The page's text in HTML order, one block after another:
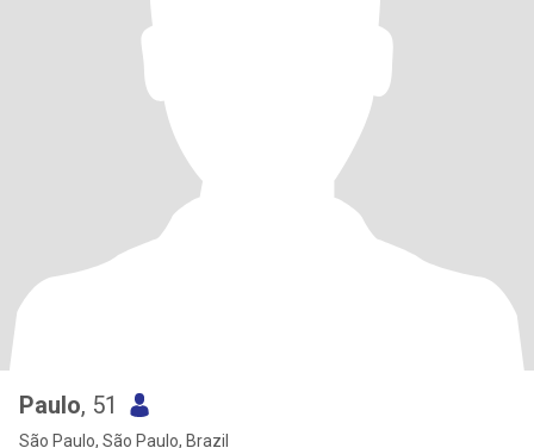
Paulo, 51
São Paulo, São Paulo, Brazil